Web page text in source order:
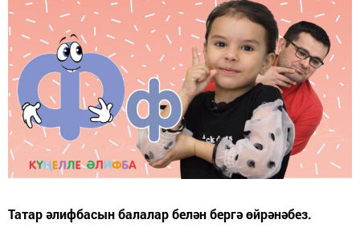
Татар әлифбасын балалар белән бергә өйрәнәбез.